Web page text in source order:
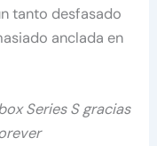
tanto desfasado
anclada en
Series S gracias